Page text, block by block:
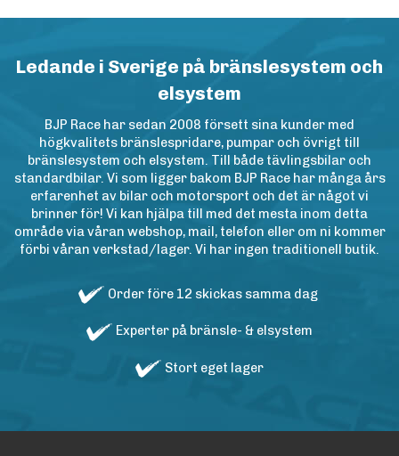
Ledande i Sverige på bränslesystem och
elsystem
BJP Race har sedan 2008 försett sina kunder med
högkvalitets bränslespridare, pumpar och övrigt till
bränslesystem och elsystem. Till både tävlingsbilar och
standardbilar. Vi som ligger bakom BJP Race har många års
erfarenhet av bilar och motorsport och det är något vi
brinner för! Vi kan hjälpa till med det mesta inom detta
område via våran webshop, mail, telefon eller om ni kommer
förbi våran verkstad/lager. Vi har ingen traditionell butik.
Order före 12 skickas samma dag
Experter på bränsle- & elsystem
Stort eget lager